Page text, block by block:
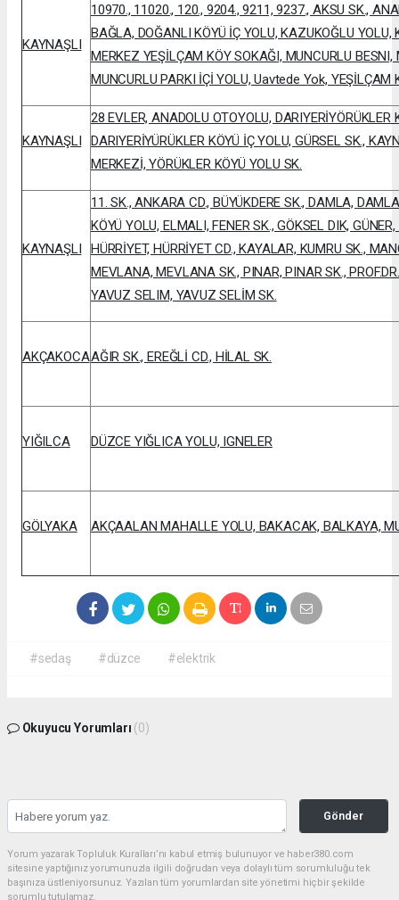
KAYNAŞLI
10970., 11020., 120., 9204., 9211, 9237., AKSU SK.,
BAĞLA, DOĞANLI KÖYÜ İÇ YOLU, KAZUKOĞLU YOLU,
MERKEZ YEŞİLÇAM KÖY SOKAĞI, MUNCURLU BESNI,
MUNCURLU PARKI İÇİ YOLU, Uavtede Yok, YEŞİLÇAM
KAYNAŞLI
28 EVLER, ANADOLU OTOYOLU, DARIYERİYÖRÜKLER
DARIYERİYÜRÜKLER KÖYÜ İÇ YOLU, GÜRSEL SK.,
MERKEZİ, YÖRÜKLER KÖYÜ YOLU SK.
KAYNAŞLI
11. SK., ANKARA CD., BÜYÜKDERE SK., DAMLA,
KÖYÜ YOLU, ELMALI, FENER SK., GÖKSEL DIK,
HÜRRİYET, HÜRRİYET CD., KAYALAR, KUMRU SK.,
MEVLANA, MEVLANA SK., PINAR, PINAR SK.,
YAVUZ SELIM, YAVUZ SELİM SK.
AKÇAKOCAAĞIR SK., EREĞLİ CD., HİLAL SK.
YIĞILCA DÜZCE YIĞLICA YOLU, IGNELER
GÖLYAKA AKÇAALAN MAHALLE YOLU, BAKACAK, BALKAYA,
#sedaş #düzce #elektrik
Okuyucu Yorumları (0)
Gönder
Yorum yazarak Topluluk Kuralları’nı kabul etmiş bulunuyor ve haber380.com
sitesine yaptığınız yorumunuzla ilgili doğrudan veya dolaylı tüm sorumluluğu tek
başınıza üstleniyorsunuz. Yazılan tüm yorumlardan site yönetimi hiçbir şekilde
sorumlu tutulamaz.